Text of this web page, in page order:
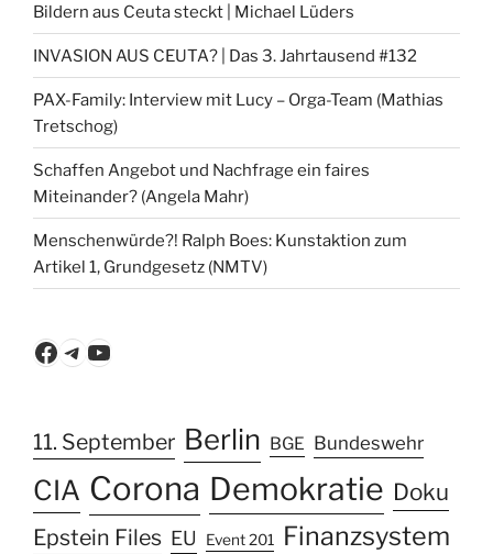
Bildern aus Ceuta steckt | Michael Lüders
INVASION AUS CEUTA? | Das 3. Jahrtausend #132
PAX-Family: Interview mit Lucy – Orga-Team (Mathias
Tretschog)
Schaffen Angebot und Nachfrage ein faires
Miteinander? (Angela Mahr)
Menschenwürde?! Ralph Boes: Kunstaktion zum
Artikel 1, Grundgesetz (NMTV)
Facebook
Telegram
YouTube
11. September Berlin BGE Bundeswehr
CIA Corona Demokratie Doku
Epstein Files EU Event 201 Finanzsystem